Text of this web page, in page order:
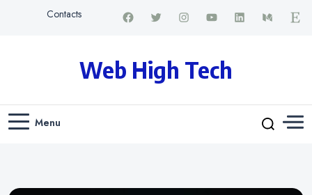
Contacts
Web High Tech
Menu